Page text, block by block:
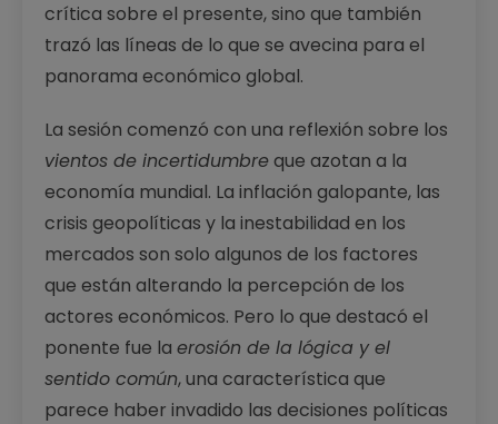
crítica sobre el presente, sino que también
trazó las líneas de lo que se avecina para el
panorama económico global.
La sesión comenzó con una reflexión sobre los
vientos de incertidumbreque azotan a la
economía mundial. La inflación galopante, las
crisis geopolíticas y la inestabilidad en los
mercados son solo algunos de los factores
que están alterando la percepción de los
actores económicos. Pero lo que destacó el
ponente fue la erosión de la lógica y el
sentido común, una característica que
parece haber invadido las decisiones políticas